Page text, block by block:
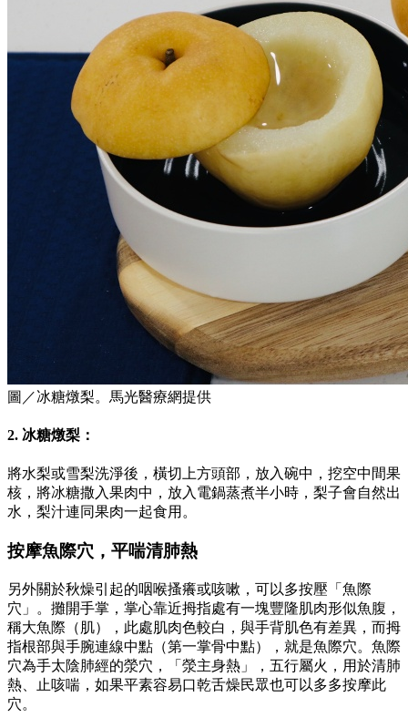
圖／冰糖燉梨。馬光醫療網提供
2. 冰糖燉梨：
將水梨或雪梨洗淨後，橫切上方頭部，放入碗中，挖空中間果
核，將冰糖撒入果肉中，放入電鍋蒸煮半小時，梨子會自然出
水，梨汁連同果肉一起食用。
按摩魚際穴，平喘清肺熱
另外關於秋燥引起的咽喉搔癢或咳嗽，可以多按壓「魚際
穴」。攤開手掌，掌心靠近拇指處有一塊豐隆肌肉形似魚腹，
稱大魚際（肌），此處肌肉色較白，與手背肌色有差異，而拇
指根部與手腕連線中點（第一掌骨中點），就是魚際穴。魚際
穴為手太陰肺經的滎穴，「滎主身熱」，五行屬火，用於清肺
熱、止咳喘，如果平素容易口乾舌燥民眾也可以多多按摩此
穴。